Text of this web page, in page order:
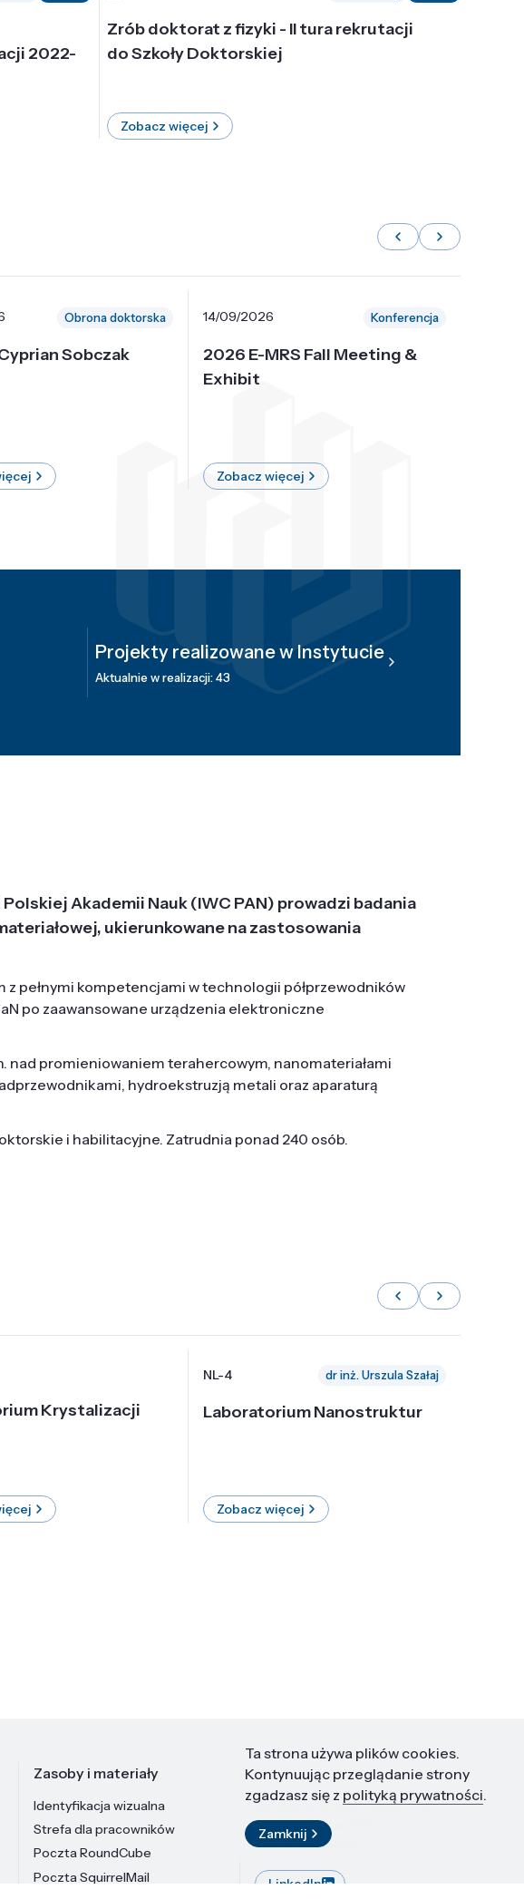
2022-
Zrób doktorat z fizyki - II tura rekrutacji
do Szkoły Doktorskiej
Zobacz więcej
Obrona doktorska
Sobczak
14/09/2026 Konferencja
2026 E-MRS Fall Meeting &
Exhibit
Zobacz więcej
Projekty realizowane w Instytucie
Aktualnie w realizacji: 43
Akademii Nauk (IWC PAN) prowadzi badania
ukierunkowane na zastosowania
pełnymi kompetencjami w technologii półprzewodników
po zaawansowane urządzenia elektroniczne
nad promieniowaniem terahercowym, nanomateriałami
hydroekstruzją metali oraz aparaturą
i habilitacyjne. Zatrudnia ponad 240 osób.
Krystalizacji
NL-4 dr inż. Urszula Szałaj
Laboratorium Nanostruktur
Zobacz więcej
Zasoby i materiały
Identyfikacja wizualna
Strefa dla pracowników
Poczta RoundCube
Poczta SquirrelMail
Kontakt
Instytut Wysokich Ciśnień PAN
ul. Sokołowska 29/37
01-142 Warszawa
LinkedIn
Ta strona używa plików cookies.
Kontynuując przeglądanie strony
zgadzasz się z polityką prywatności.
Zamknij